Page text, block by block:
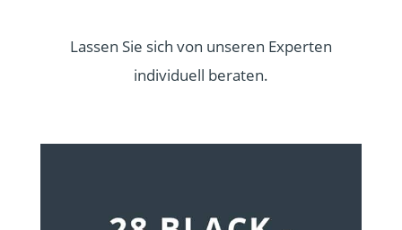
Lassen Sie sich von unseren Experten
individuell beraten.